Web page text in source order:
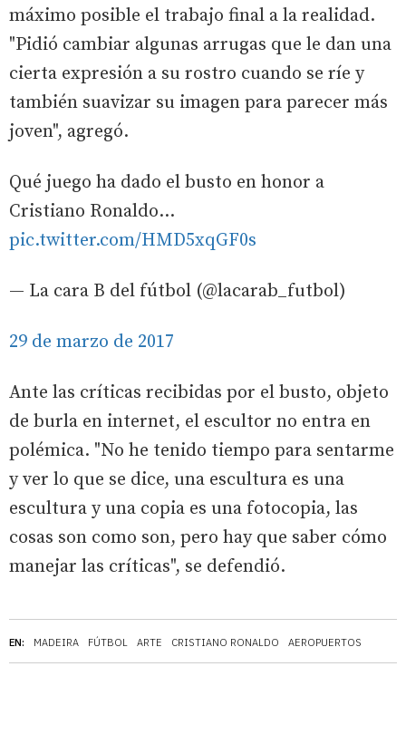
EN: MADEIRA FÚTBOL ARTE CRISTIANO RONALDO AEROPUERTOS
máximo posible el trabajo final a la realidad.
"Pidió cambiar algunas arrugas que le dan una
cierta expresión a su rostro cuando se ríe y
también suavizar su imagen para parecer más
joven", agregó.
Qué juego ha dado el busto en honor a
Cristiano Ronaldo...
pic.twitter.com/HMD5xqGF0s
— La cara B del fútbol (@lacarab_futbol)
29 de marzo de 2017
Ante las críticas recibidas por el busto, objeto
de burla en internet, el escultor no entra en
polémica. "No he tenido tiempo para sentarme
y ver lo que se dice, una escultura es una
escultura y una copia es una fotocopia, las
cosas son como son, pero hay que saber cómo
manejar las críticas", se defendió.